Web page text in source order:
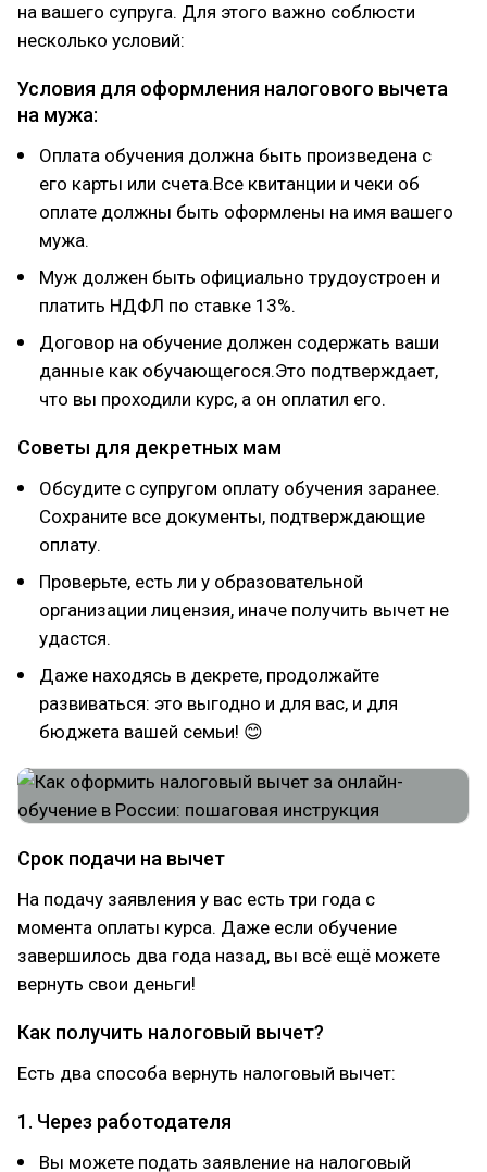
на вашего супруга. Для этого важно соблюсти
несколько условий:
Условия для оформления налогового вычета
на мужа:
Оплата обучения должна быть произведена с
его карты или счета.Все квитанции и чеки об
оплате должны быть оформлены на имя вашего
мужа.
Муж должен быть официально трудоустроен и
платить НДФЛ по ставке 13%.
Договор на обучение должен содержать ваши
данные как обучающегося.Это подтверждает,
что вы проходили курс, а он оплатил его.
Советы для декретных мам
Обсудите с супругом оплату обучения заранее.
Сохраните все документы, подтверждающие
оплату.
Проверьте, есть ли у образовательной
организации лицензия, иначе получить вычет не
удастся.
Даже находясь в декрете, продолжайте
развиваться: это выгодно и для вас, и для
бюджета вашей семьи! 😊
Срок подачи на вычет
На подачу заявления у вас есть три года с
момента оплаты курса. Даже если обучение
завершилось два года назад, вы всё ещё можете
вернуть свои деньги!
Как получить налоговый вычет?
Есть два способа вернуть налоговый вычет:
1. Через работодателя
Вы можете подать заявление на налоговый